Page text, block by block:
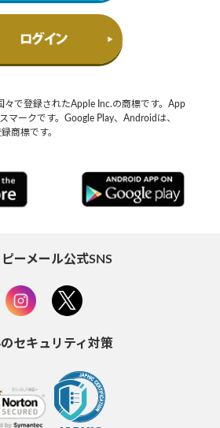
々で登録されたApple Inc.の商標です。App
マークです。Google Play、Androidは、
商標です。
ーメール公式SNS
セキュリティ対策